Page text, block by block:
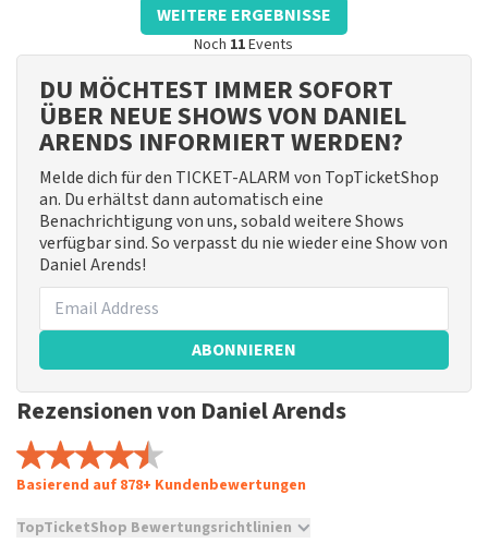
WEITERE ERGEBNISSE
Noch 11Events
DU MÖCHTEST IMMER SOFORT
ÜBER NEUE SHOWS VON DANIEL
ARENDS INFORMIERT WERDEN?
Melde dich für den TICKET-ALARM von TopTicketShop
an. Du erhältst dann automatisch eine
Benachrichtigung von uns, sobald weitere Shows
verfügbar sind. So verpasst du nie wieder eine Show von
Daniel Arends!
ABONNIEREN
Rezensionen von Daniel Arends
Basierend auf 878+ Kundenbewertungen
TopTicketShop Bewertungsrichtlinien